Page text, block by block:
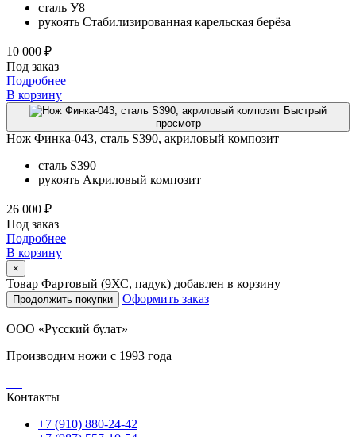
сталь У8
рукоять Стабилизированная карельская берёза
10 000 ₽
Под заказ
Подробнее
В корзину
Быстрый
просмотр
Нож Финка-043, сталь S390, акриловый композит
сталь S390
рукоять Акриловый композит
26 000 ₽
Под заказ
Подробнее
В корзину
×
Товар Фартовый (9ХС, падук) добавлен в корзину
Продолжить покупки Оформить заказ
ООО «Русский булат»
Производим ножи с 1993 года
Контакты
+7 (910) 880-24-42